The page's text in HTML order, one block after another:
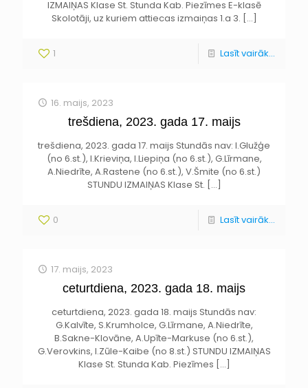
IZMAIŅAS Klase St. Stunda Kab. Piezīmes E-klasē
Skolotāji, uz kuriem attiecas izmaiņas 1.a 3. […]
1 Lasīt vairāk...
16. maijs, 2023
trešdiena, 2023. gada 17. maijs
trešdiena, 2023. gada 17. maijs Stundās nav: I.Glužģe
(no 6.st.), I.Krieviņa, I.Liepiņa (no 6.st.), G.Līrmane,
A.Niedrīte, A.Rastene (no 6.st.), V.Šmite (no 6.st.)
STUNDU IZMAIŅAS Klase St. […]
0 Lasīt vairāk...
17. maijs, 2023
ceturtdiena, 2023. gada 18. maijs
ceturtdiena, 2023. gada 18. maijs Stundās nav:
G.Kalvīte, S.Krumholce, G.Līrmane, A.Niedrīte,
B.Sakne-Klovāne, A.Upīte-Markuse (no 6.st.),
G.Verovkins, I.Zūle-Kaibe (no 8.st.) STUNDU IZMAIŅAS
Klase St. Stunda Kab. Piezīmes […]